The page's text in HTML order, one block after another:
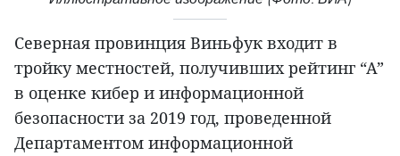
Северная провинция Виньфук входит в
тройку местностей, получивших рейтинг “А”
в оценке кибер и информационной
безопасности за 2019 год, проведенной
Департаментом информационной